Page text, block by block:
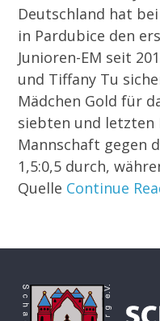
Deutschland hat
in Pardubice den
Junioren-EM seit
und Tiffany Tu
Mädchen Gold für
siebten und letzten
Mannschaft gegen
1,5:0,5 durch,
Quelle Continue